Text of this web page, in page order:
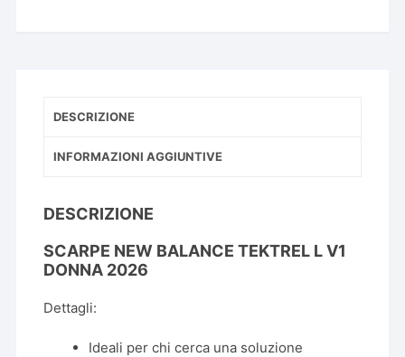
DESCRIZIONE
INFORMAZIONI AGGIUNTIVE
DESCRIZIONE
SCARPE NEW BALANCE TEKTREL L V1
DONNA 2026
Dettagli:
Ideali per chi cerca una soluzione